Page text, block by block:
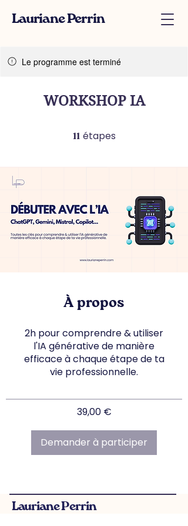
Lauriane Perrin
Le programme est terminé
WORKSHOP IA
11 étapes
À propos
2h pour comprendre & utiliser
l'IA générative de manière
efficace à chaque étape de ta
vie professionnelle.
39,00 €
Demander à participer
Lauriane Perrin